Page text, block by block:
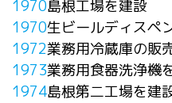
1970島根工場を建設
1970生ビールディスペ
1972業務用冷蔵庫の販
1973業務用食器洗浄機
1974島根第二工場を建